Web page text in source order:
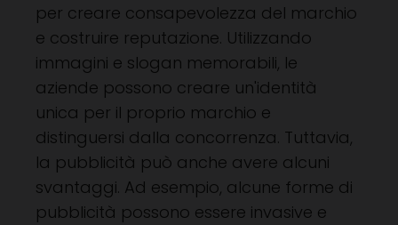
per creare consapevolezza del marchio
e costruire reputazione. Utilizzando
immagini e slogan memorabili, le
aziende possono creare un'identità
unica per il proprio marchio e
distinguersi dalla concorrenza. Tuttavia,
la pubblicità può anche avere alcuni
svantaggi. Ad esempio, alcune forme di
pubblicità possono essere invasive e